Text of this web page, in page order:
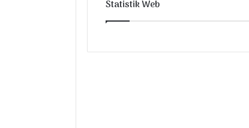
Statistik Web